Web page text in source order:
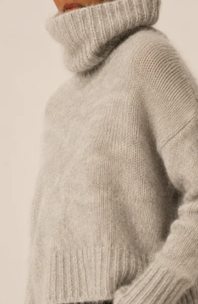
Sorteren op: